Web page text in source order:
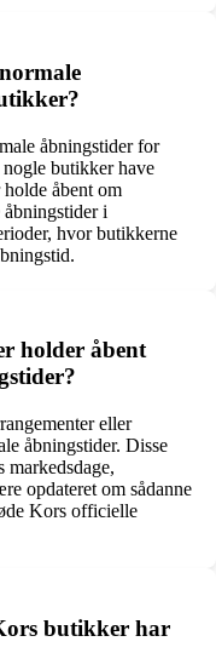
åbningstider for
butikker have
åbent om
i
hvor butikkerne
holder åbent
eller
åbningstider. Disse
markedsdage,
opdateret om sådanne
Kors officielle
butikker har